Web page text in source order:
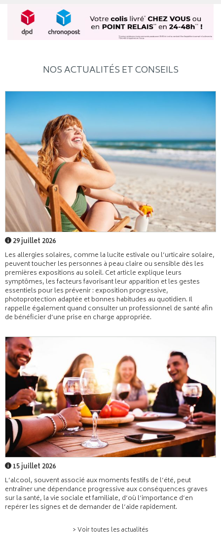
NOS ACTUALITÉS ET CONSEILS
29 juillet 2026
Les allergies solaires, comme la lucite estivale ou l’urticaire solaire,
peuvent toucher les personnes à peau claire ou sensible dès les
premières expositions au soleil. Cet article explique leurs
symptômes, les facteurs favorisant leur apparition et les gestes
essentiels pour les prévenir : exposition progressive,
photoprotection adaptée et bonnes habitudes au quotidien. Il
rappelle également quand consulter un professionnel de santé afin
de bénéficier d’une prise en charge appropriée.
15 juillet 2026
L’alcool, souvent associé aux moments festifs de l’été, peut
entraîner une dépendance progressive aux conséquences graves
sur la santé, la vie sociale et familiale, d’où l’importance d’en
repérer les signes et de demander de l’aide rapidement.
> Voir toutes les actualités